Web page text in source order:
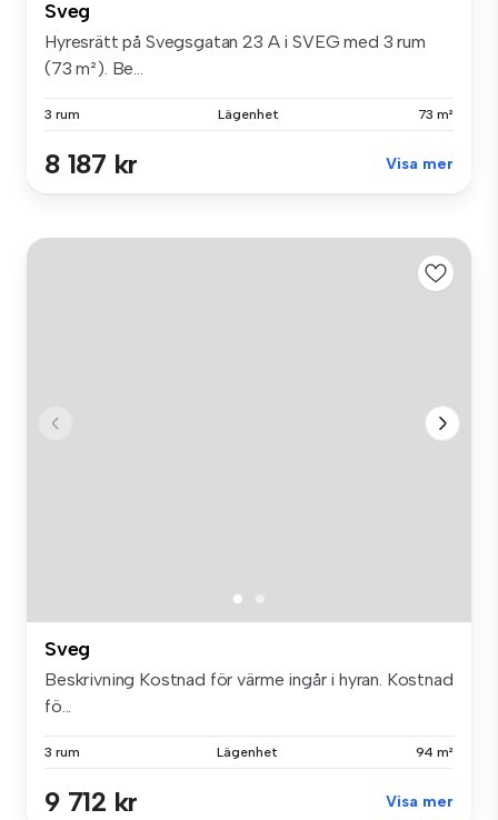
Sveg
Hyresrätt på Svegsgatan 23 A i SVEG med 3 rum
(73 m²). Be...
3 rum Lägenhet 73 m²
8 187 kr Visa mer
Sveg
Beskrivning Kostnad för värme ingår i hyran. Kostnad
fö...
3 rum Lägenhet 94 m²
9 712 kr Visa mer